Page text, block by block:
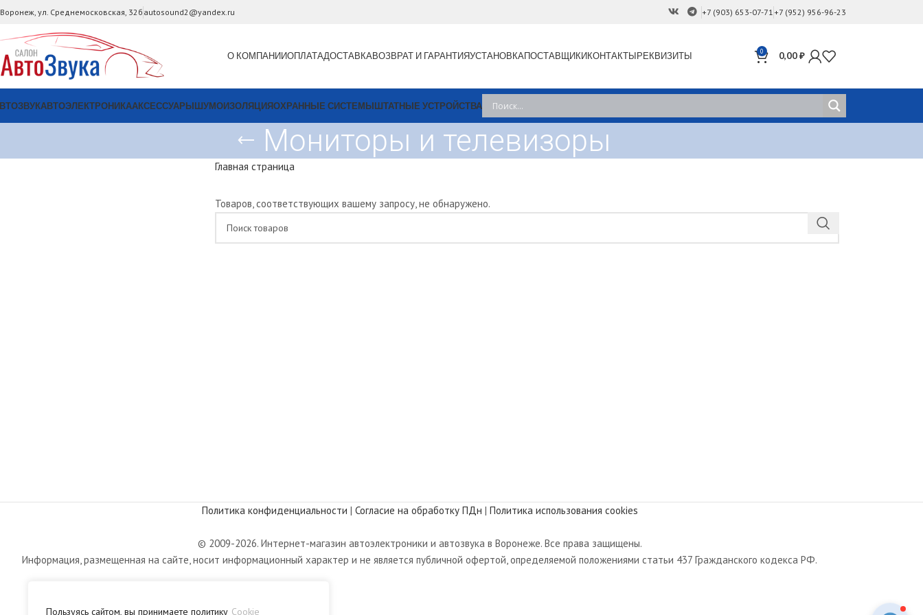
Пользуясь сайтом, вы принимаете политику Cookie
Воронеж, ул. Среднемосковская, 32б autosound2@yandex.ru +7 (903) 653-07-71 +7 (952) 956-96-23
О КОМПАНИИОПЛАТАДОСТАВКАВОЗВРАТ И ГАРАНТИЯУСТАНОВКАПОСТАВЩИКИКОНТАКТЫРЕКВИЗИТЫ 0 0,00₽
АВТОЭЛЕКТРОНИКААКСЕССУАРЫШУМОИЗОЛЯЦИЯОХРАННЫЕ СИСТЕМЫШТАТНЫЕ УСТРОЙСТВА
Мониторы и телевизоры
Главная страница
Товаров, соответствующих вашему запросу, не обнаружено.
Политика конфиденциальности | Согласие на обработку ПДн | Политика использования cookies
© 2009-2026. Интернет-магазин автоэлектроники и автозвука в Воронеже. Все права защищены.
Информация, размещенная на сайте, носит информационный характер и не является публичной офертой, определяемой положениями статьи 437 Гражданского кодекса РФ.